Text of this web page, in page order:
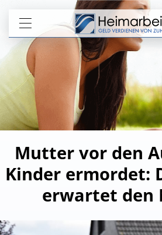
Mutter vor den
Kinder ermordet:
erwartet den